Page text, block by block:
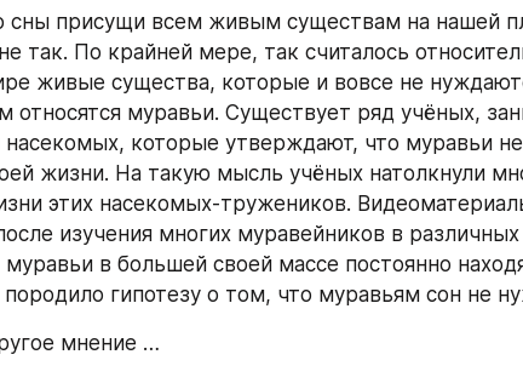
сны присущи всем живым существам на нашей
так. По крайней мере, так считалось
живые существа, которые и вовсе не
относятся муравьи. Существует ряд учёных,
насекомых, которые утверждают, что муравьи не
жизни. На такую мысль учёных натолкнули
этих насекомых-тружеников.
изучения многих муравейников в различных
в большей своей массе постоянно
гипотезу о том, что муравьям сон не
мнение …